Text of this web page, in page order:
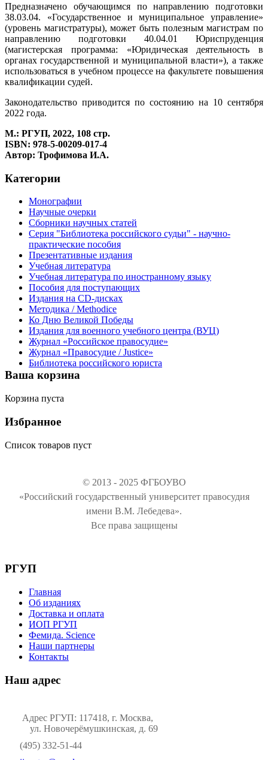
Предназначено обучающимся по направлению подготовки
38.03.04. «Государственное и муниципальное управление»
(уровень магистратуры), может быть полезным магистрам по
направлению подготовки 40.04.01 Юриспруденция
(магистерская программа: «Юридическая деятельность в
органах государственной и муниципальной власти»), а также
использоваться в учебном процессе на факультете повышения
квалификации судей.
Законодательство приводится по состоянию на 10 сентября
2022 года.
М.: РГУП, 2022, 108 стр.
ISBN: 978-5-00209-017-4
Автор: Трофимова И.А.
Категории
Монографии
Научные очерки
Сборники научных статей
Серия "Библиотека российского судьи" - научно-
практические пособия
Презентативные издания
Учебная литература
Учебная литература по иностранному языку
Пособия для поступающих
Издания на CD-дисках
Методика / Methodice
Ко Дню Великой Победы
Издания для военного учебного центра (ВУЦ)
Журнал «Российское правосудие»
Журнал «Правосудие / Justice»
Библиотека российского юриста
Ваша корзина
Корзина пуста
Избранное
Список товаров пуст
© 2013 - 2025 ФГБОУВО
«Российский государственный университет правосудия
имени В.М. Лебедева».
Все права защищены
РГУП
Главная
Об изданиях
Доставка и оплата
ИОП РГУП
Фемида. Science
Наши партнеры
Контакты
Наш адрес
Адрес РГУП: 117418, г. Москва,
ул. Новочерёмушкинская, д. 69
(495) 332-51-44